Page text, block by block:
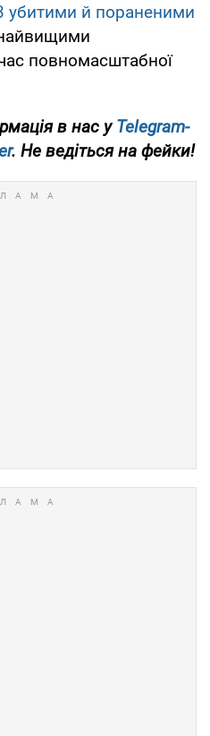
убитими й пораненими
повномасштабної
в нас уTelegram-
. Не ведіться на фейки!